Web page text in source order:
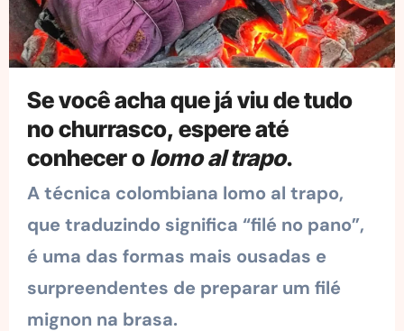
Se você acha que já viu de tudo
no churrasco, espere até
conhecer o lomo al trapo.
A técnica colombiana lomo al trapo,
que traduzindo significa “filé no pano”,
é uma das formas mais ousadas e
surpreendentes de preparar um filé
mignon na brasa.